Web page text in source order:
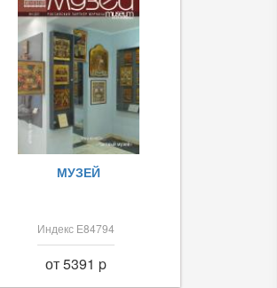
МУЗЕЙ
Индекс Е84794
от 5391 p